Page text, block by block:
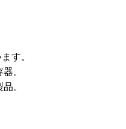
す。
。
。